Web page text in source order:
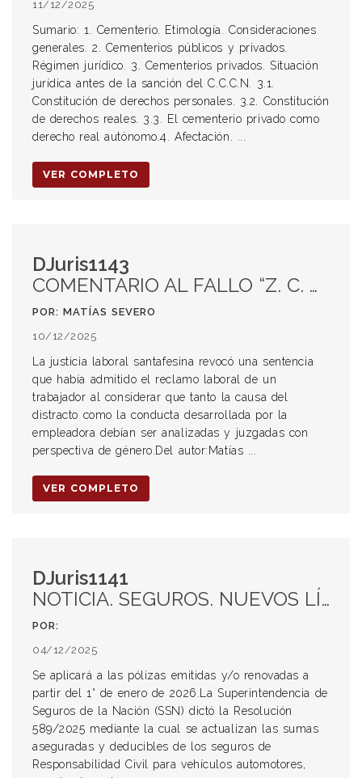
11/12/2025
Sumario: 1. Cementerio. Etimología. Consideraciones
generales. 2. Cementerios públicos y privados.
Régimen jurídico. 3. Cementerios privados. Situación
jurídica antes de la sanción del C.C.C.N. 3.1.
Constitución de derechos personales. 3.2. Constitución
de derechos reales. 3.3. El cementerio privado como
derecho real autónomo.4. Afectación. ...
VER COMPLETO
DJuris1143
COMENTARIO AL FALLO “Z. C. A. C/ CLUB NÁUTICO EL QUILLÁ” DE LA SALA II DE LA CÁMARA DE APELACIONES EN LO LABORAL DE SANTA FE.
POR: MATÍAS SEVERO
10/12/2025
La justicia laboral santafesina revocó una sentencia
que había admitido el reclamo laboral de un
trabajador al considerar que tanto la causa del
distracto como la conducta desarrollada por la
empleadora debían ser analizadas y juzgadas con
perspectiva de género.Del autor:Matías ...
VER COMPLETO
DJuris1141
NOTICIA. SEGUROS. NUEVOS LÍMITES DE COBERTURA. RESPONSABILIDAD CIVIL AUTOMOTOR Y TRANSPORTE PÚBLICO DE PASAJEROS
POR:
04/12/2025
Se aplicará a las pólizas emitidas y/o renovadas a
partir del 1° de enero de 2026.La Superintendencia de
Seguros de la Nación (SSN) dictó la Resolución
589/2025 mediante la cual se actualizan las sumas
aseguradas y deducibles de los seguros de
Responsabilidad Civil para vehículos automotores,